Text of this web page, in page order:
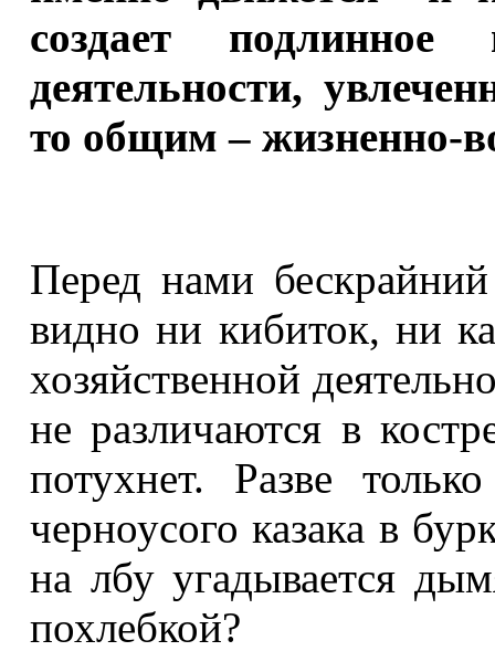
создает подлинное
деятельности,
то общим – жизненно-
Перед нами
видно ни кибиток, ни
хозяйственной
не различаются в
потухнет. Разве
черноусого казака в
на лбу угадывается
похлебкой?